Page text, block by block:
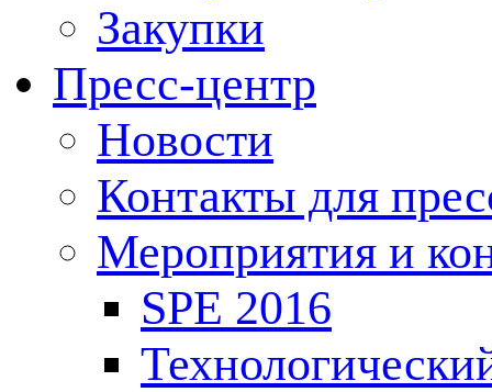
Закупки
Пресс-центр
Новости
Контакты для
Мероприятия и
SPE 2016